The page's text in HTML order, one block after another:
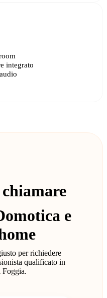
integrato
e
per richiedere
qualificato in